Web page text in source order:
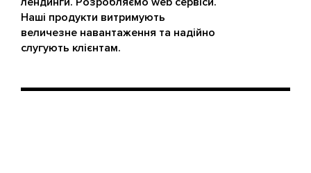
Наші продукти витримують
величезне навантаження та надійно
слугують клієнтам.